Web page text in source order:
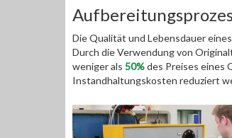
Die Qualität und Lebensdauer
Durch die Verwendung von
weniger als 50%des Preises eines
Instandhaltungskosten reduziert